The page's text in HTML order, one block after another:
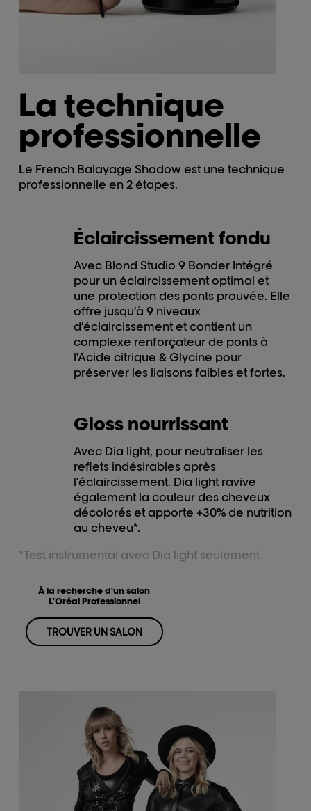
La technique
professionnelle
Le French Balayage Shadow est une technique
professionnelle en 2 étapes.
Éclaircissement fondu
Avec Blond Studio 9 Bonder Intégré
pour un éclaircissement optimal et
une protection des ponts prouvée. Elle
offre jusqu’à 9 niveaux
d’éclaircissement et contient un
complexe renforçateur de ponts à
l'Acide citrique & Glycine pour
préserver les liaisons faibles et fortes.
Gloss nourrissant
Avec Dia light, pour neutraliser les
reflets indésirables après
l'éclaircissement. Dia light ravive
également la couleur des cheveux
décolorés et apporte +30% de nutrition
au cheveu*.
*Test instrumental avec Dia light seulement
À la recherche d'un salon
L'Oréal Professionnel
TROUVER UN SALON